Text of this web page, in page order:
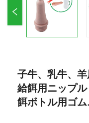
子牛、乳牛、
給餌用ニップ
餌ボトル用ゴ